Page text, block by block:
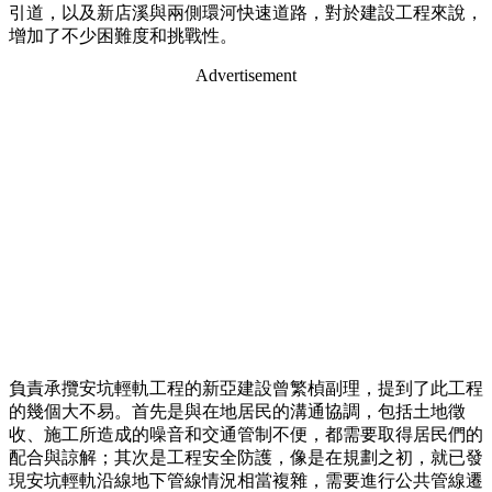
引道，以及新店溪與兩側環河快速道路，對於建設工程來說，
增加了不少困難度和挑戰性。
Advertisement
負責承攬安坑輕軌工程的新亞建設曾繁楨副理，提到了此工程
的幾個大不易。首先是與在地居民的溝通協調，包括土地徵
收、施工所造成的噪音和交通管制不便，都需要取得居民們的
配合與諒解；其次是工程安全防護，像是在規劃之初，就已發
現安坑輕軌沿線地下管線情況相當複雜，需要進行公共管線遷